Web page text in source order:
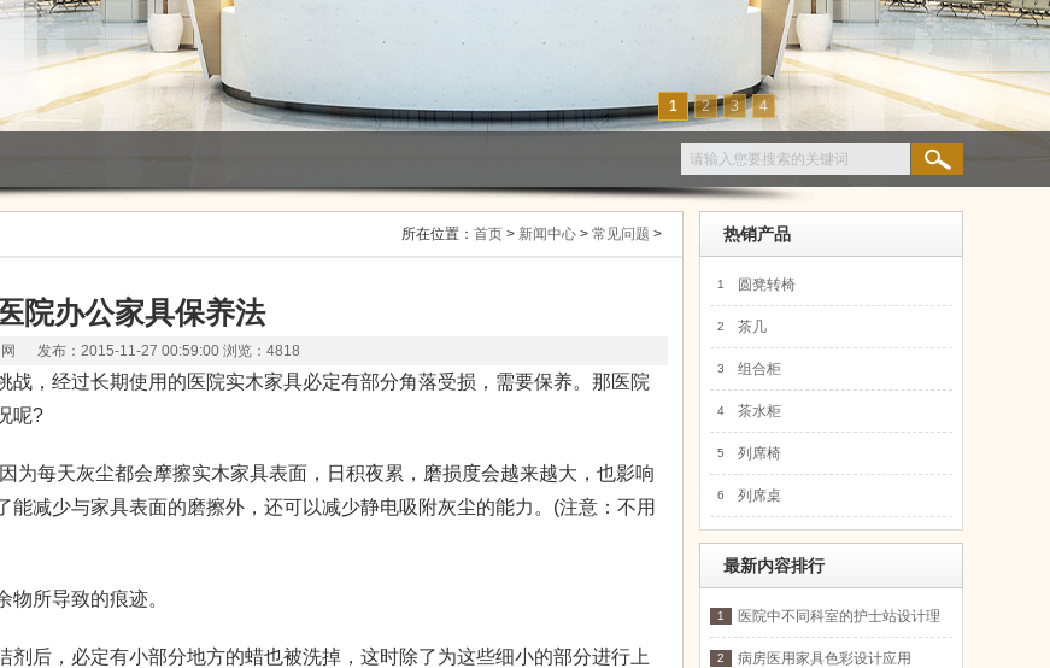
1 2 3 4
所在位置： 首页 > 新闻中心 > 常见问题 >
院办公家具保养法
网 发布：2015-11-27 00:59:00 浏览：4818
，经过长期使用的医院实木家具必定有部分角落受损，需要保养。那医院
呢?
每天灰尘都会摩擦实木家具表面，日积夜累，磨损度会越来越大，也影响
减少与家具表面的磨擦外，还可以减少静电吸附灰尘的能力。(注意：不用
所导致的痕迹。
后，必定有小部分地方的蜡也被洗掉，这时除了为这些细小的部分进行上
热销产品
1 圆凳转椅
2 茶几
3 组合柜
4 茶水柜
5 列席椅
6 列席桌
最新内容排行
1
医院中不同科室的护士站设计理
2 病房医用家具色彩设计应用